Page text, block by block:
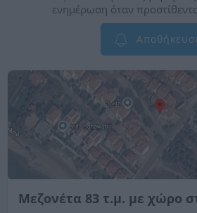
ενημέρωση όταν
Μεζονέτα 83 τ.μ. με χώρο